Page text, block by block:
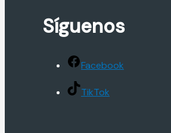
Síguenos
Facebook
TikTok